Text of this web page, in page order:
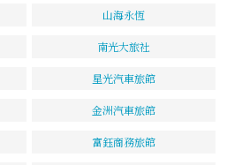
山海永恆
南光大旅社
星光汽車旅館
金洲汽車旅館
富鈺商務旅館